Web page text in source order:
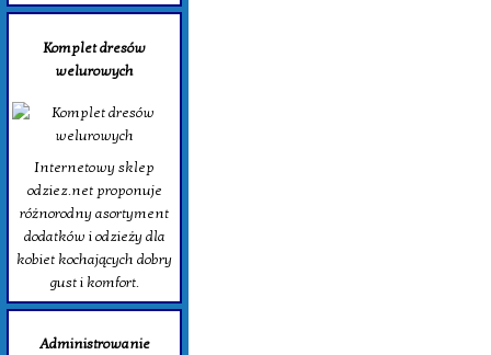
Komplet dresów
welurowych
Internetowy sklep
odziez.net proponuje
różnorodny asortyment
dodatków i odzieży dla
kobiet kochających dobry
gust i komfort.
Administrowanie